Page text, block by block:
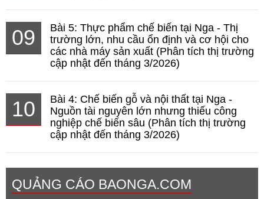
09
Bài 5: Thực phẩm chế biến tại Nga - Thị
trường lớn, nhu cầu ổn định và cơ hội cho
các nhà máy sản xuất (Phân tích thị trường
cập nhật đến tháng 3/2026)
10
Bài 4: Chế biến gỗ và nội thất tại Nga -
Nguồn tài nguyên lớn nhưng thiếu công
nghiệp chế biến sâu (Phân tích thị trường
cập nhật đến tháng 3/2026)
QUẢNG CÁO BAONGA.COM